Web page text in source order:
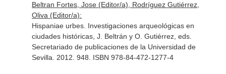
Beltran Fortes, Jose (Editor/a), Rodríguez Gutiérrez,
Oliva (Editor/a):
Hispaniae urbes. Investigaciones arqueológicas en
ciudades históricas, J. Beltrán y O. Gutiérrez, eds.
Secretariado de publicaciones de la Universidad de
Sevilla. 2012. 948. ISBN 978-84-472-1277-4